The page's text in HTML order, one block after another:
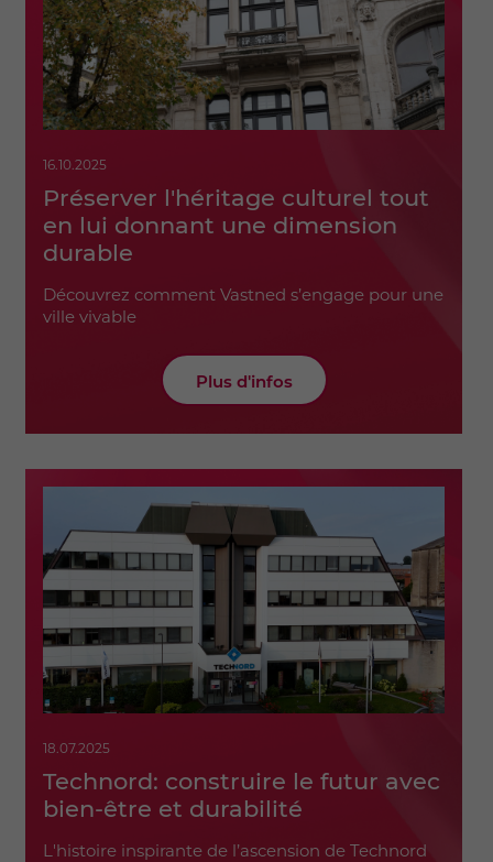
16.10.2025
Préserver l'héritage culturel tout
en lui donnant une dimension
durable
Découvrez comment Vastned s’engage pour une
ville vivable
Plus d'infos
18.07.2025
Technord: construire le futur avec
bien-être et durabilité
L'histoire inspirante de l’ascension de Technord